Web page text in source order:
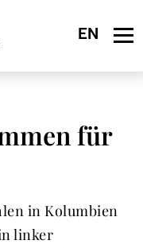
für
in Kolumbien
linker